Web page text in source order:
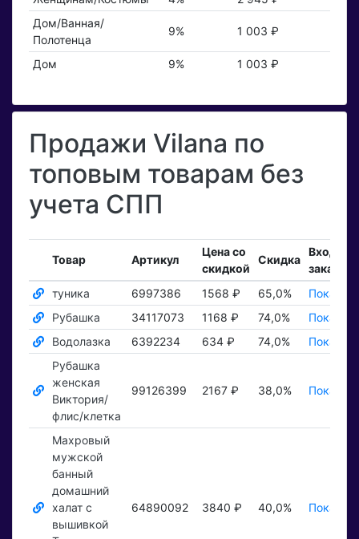
Дом/Ванная/
Полотенца
9% 1 003 ₽
Дом 9% 1 003 ₽
Продажи Vilana по
топовым товарам без
учета СПП
Товар Артикул
Цена со
скидкой
Скидка
заказы
туника
6997386 1568 ₽ 65,0%
Рубашка
34117073 1168 ₽ 74,0%
Водолазка
6392234 634 ₽ 74,0%
Рубашка
женская
Виктория/
флис/клетка
99126399 2167 ₽ 38,0%
Махровый
мужской
банный
домашний
халат с
вышивкой
64890092 3840 ₽ 40,0%